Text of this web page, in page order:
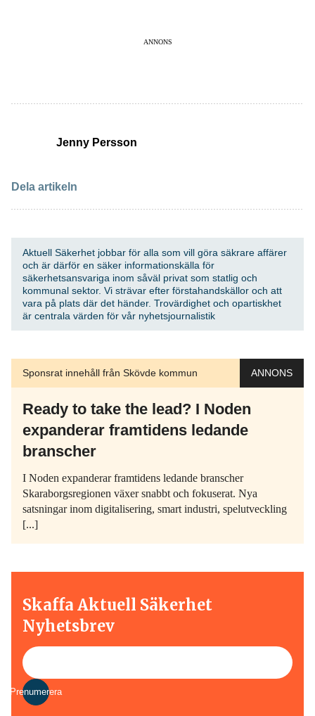
ANNONS
Jenny Persson
Dela artikeln
Aktuell Säkerhet jobbar för alla som vill göra säkrare affärer
och är därför en säker informationskälla för
säkerhetsansvariga inom såväl privat som statlig och
kommunal sektor. Vi strävar efter förstahandskällor och att
vara på plats där det händer. Trovärdighet och opartiskhet
är centrala värden för vår nyhetsjournalistik
Sponsrat innehåll från Skövde kommun ANNONS
Ready to take the lead? I Noden
expanderar framtidens ledande
branscher
I Noden expanderar framtidens ledande branscher
Skaraborgsregionen växer snabbt och fokuserat. Nya
satsningar inom digitalisering, smart industri, spelutveckling
[...]
Skaffa Aktuell Säkerhet
Nyhetsbrev
Prenumerera